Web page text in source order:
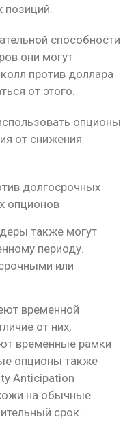
позиций.
способности
они могут
против доллара
от этого.
опционы
от снижения
долгосрочных
опционов
также могут
периоду.
или
временной
от них,
временные рамки
опционы также
Anticipation
на обычные
срок.